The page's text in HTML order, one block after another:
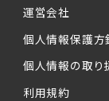
運営会社
個人情報保護方
個人情報の取り
利用規約